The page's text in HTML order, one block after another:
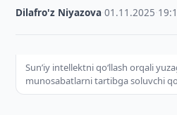
Dilafro'z Niyazova ·01.11.2025
Sunʼiy intellektni qo‘llash orqali
munosabatlarni tartibga soluvchi